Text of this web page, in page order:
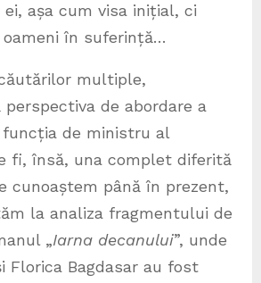
așa cum visa inițial, ci
în suferință…
multiple,
perspectiva de abordare a
de ministru al
fi, însă, una complet diferită
cunoaștem până în prezent,
la analiza fragmentului de
„Iarna decanului”, unde
Florica Bagdasar au fost